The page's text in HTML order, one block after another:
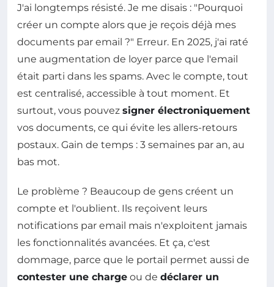
J'ai longtemps résisté. Je me disais : "Pourquoi
créer un compte alors que je reçois déjà mes
documents par email ?" Erreur. En 2025, j'ai raté
une augmentation de loyer parce que l'email
était parti dans les spams. Avec le compte, tout
est centralisé, accessible à tout moment. Et
surtout, vous pouvez signer électroniquement
vos documents, ce qui évite les allers-retours
postaux. Gain de temps : 3 semaines par an, au
bas mot.
Le problème ? Beaucoup de gens créent un
compte et l'oublient. Ils reçoivent leurs
notifications par email mais n'exploitent jamais
les fonctionnalités avancées. Et ça, c'est
dommage, parce que le portail permet aussi de
contester une charge ou de déclarer un